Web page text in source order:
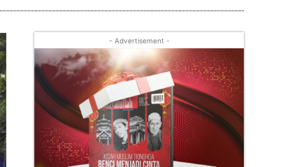
- Advertisement -